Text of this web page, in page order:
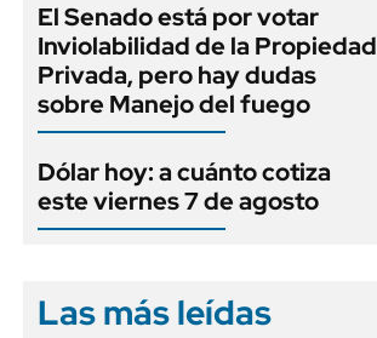
El Senado está por votar
Inviolabilidad de la Propiedad
Privada, pero hay dudas
sobre Manejo del fuego
Dólar hoy: a cuánto cotiza
este viernes 7 de agosto
Las más leídas